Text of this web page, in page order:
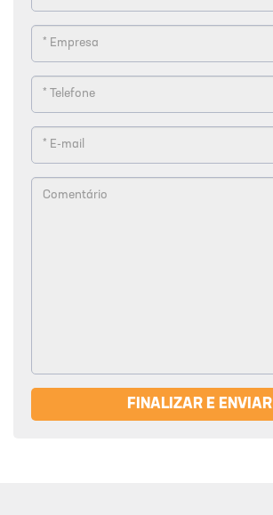
FINALIZAR E ENVIAR